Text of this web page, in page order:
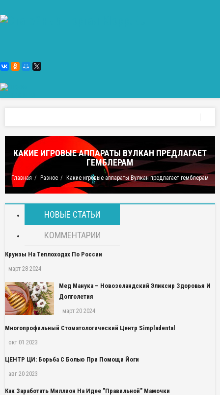
КАКИЕ ИГРОВЫЕ АППАРАТЫ ВУЛКАН ПРЕДЛАГАЕТ
ГЕМБЛЕРАМ
Главная Разное Какие игровые аппараты Вулкан предлагает гемблерам
НОВЫЕ СТАТЬИ
КОММЕНТАРИИ
Круизы На Теплоходах По России
март 28 2024
Мед Манука – Новозеландский Эликсир Здоровья И
Долголетия
март 20 2024
Многопрофильный Стоматологический Центр Simpladental
окт 01 2023
ЦЕНТР ЦИ: Борьба С Болью При Помощи Йоги
авг 20 2023
Как Заработать Миллион На Идее "правильной" Мамочки